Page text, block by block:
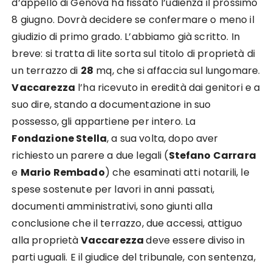
8 giugno. Dovrà decidere se confermare o meno il
giudizio di primo grado. L’abbiamo già scritto. In
breve: si tratta di lite sorta sul titolo di proprietà di
un terrazzo di 28 mq, che si affaccia sul lungomare.
Vaccarezza l’ha ricevuto in eredità dai genitori e a
suo dire, stando a documentazione in suo
possesso, gli appartiene per intero. La
Fondazione Stella, a sua volta, dopo aver
richiesto un parere a due legali (Stefano Carrara
e Mario Rembado) che esaminati atti notarili, le
spese sostenute per lavori in anni passati,
documenti amministrativi, sono giunti alla
conclusione che il terrazzo, due accessi, attiguo
alla proprietàVaccarezzadeve essere diviso in
parti uguali. E il giudice del tribunale, con sentenza,